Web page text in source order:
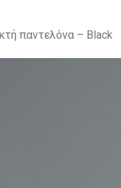
παντελόνα – Black